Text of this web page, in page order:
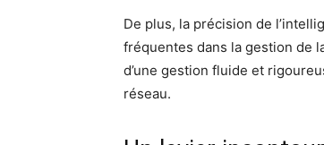
De plus, la précision de
fréquentes dans la gestion de
d’une gestion fluide et
réseau.